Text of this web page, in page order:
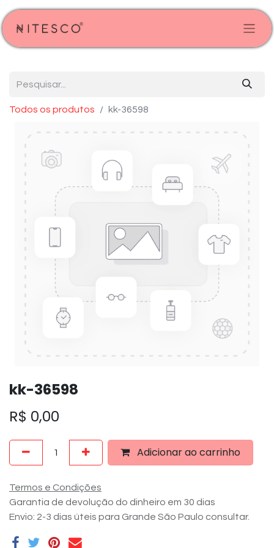
Todos os produtos kk-36598
kk-36598
R$ 0,00
Adicionar ao carrinho
Termos e Condições
Garantia de devolução do dinheiro em 30 dias
Envio: 2-3 dias úteis para Grande São Paulo consultar.